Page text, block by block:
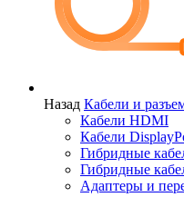
Назад Кабели и
Кабели HDMI
Кабели
Гибридные
Гибридные
Адаптеры и